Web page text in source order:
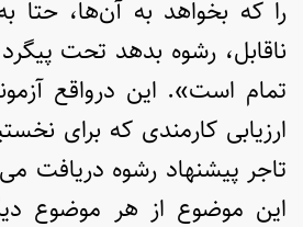
را که بخواهد به آن‌ها، حتا
ناقابل، رشوه بدهد تحت
تمام است». این درواقع
ارزیابی کارمندی که برای
تاجر پیشنهاد رشوه دریافت
این موضوع از هر موضوع